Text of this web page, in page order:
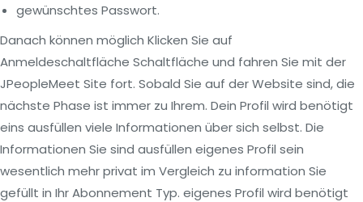
gewünschtes Passwort.
Danach können möglich Klicken Sie auf
Anmeldeschaltfläche Schaltfläche und fahren Sie mit der
JPeopleMeet Site fort. Sobald Sie auf der Website sind, die
nächste Phase ist immer zu Ihrem. Dein Profil wird benötigt
eins ausfüllen viele Informationen über sich selbst. Die
Informationen Sie sind ausfüllen eigenes Profil sein
wesentlich mehr privat im Vergleich zu information Sie
gefüllt in Ihr Abonnement Typ. eigenes Profil wird benötigt